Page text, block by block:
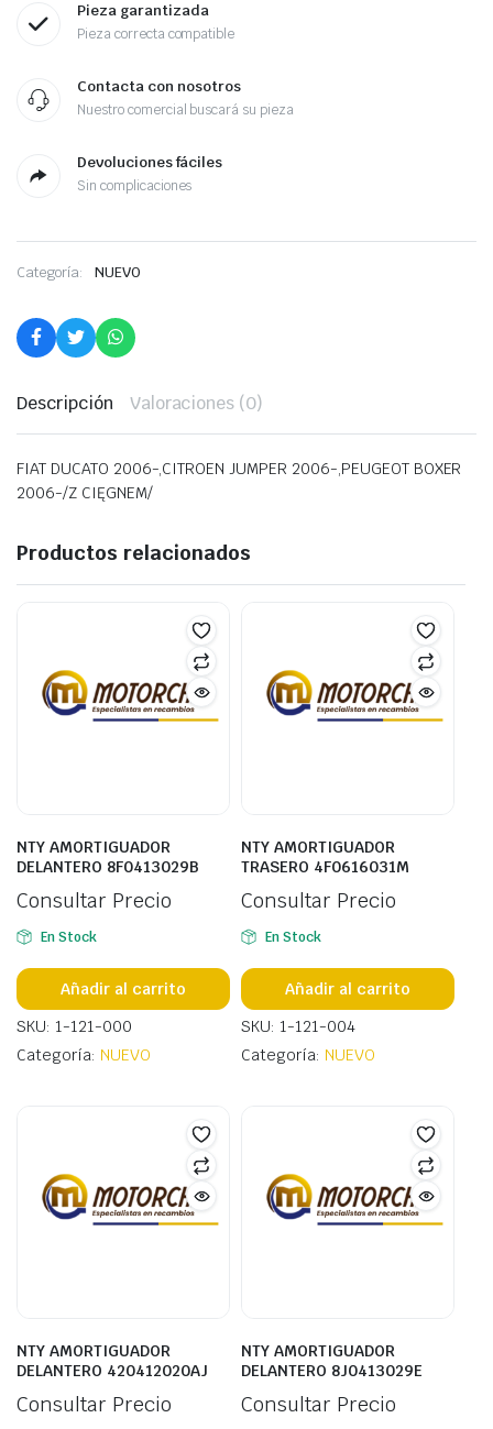
Pieza garantizada
Pieza correcta compatible
Contacta con nosotros
Nuestro comercial buscará su pieza
Devoluciones fáciles
Sin complicaciones
Categoría: NUEVO
Descripción Valoraciones (0)
FIAT DUCATO 2006-,CITROEN JUMPER 2006-,PEUGEOT BOXER
2006-/Z CIĘGNEM/
Productos relacionados
NTY AMORTIGUADOR
DELANTERO 8F0413029B
Consultar Precio
En Stock
Añadir al carrito
SKU: 1-121-000
Categoría: NUEVO
NTY AMORTIGUADOR
TRASERO 4F0616031M
Consultar Precio
En Stock
Añadir al carrito
SKU: 1-121-004
Categoría: NUEVO
NTY AMORTIGUADOR
DELANTERO 420412020AJ
Consultar Precio
NTY AMORTIGUADOR
DELANTERO 8J0413029E
Consultar Precio